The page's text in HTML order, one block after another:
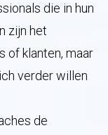
die in hun
zijn het
of klanten, maar
verder willen
de